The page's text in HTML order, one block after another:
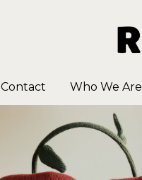
Contact Who We Are